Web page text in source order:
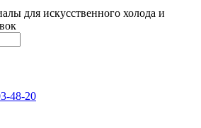
для искусственного холода и
48-20